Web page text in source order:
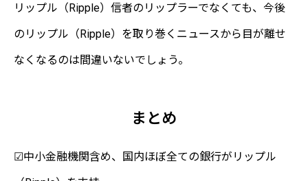
リップル（Ripple）信者のリップラーでなくても、今後
のリップル（Ripple）を取り巻くニュースから目が離せ
なくなるのは間違いないでしょう。
まとめ
☑中小金融機関含め、国内ほぼ全ての銀行がリップル